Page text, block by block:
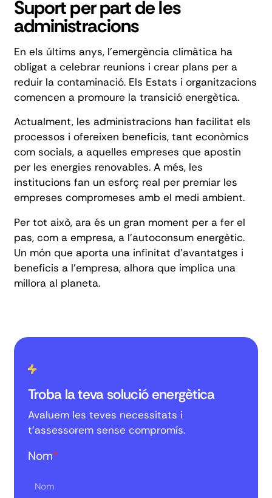
Suport per part de les
administracions
En els últims anys, l'emergència climàtica ha
obligat a celebrar reunions i crear plans per a
reduir la contaminació. Els Estats i organitzacions
comencen a promoure la transició energètica.
Actualment, les administracions han facilitat els
processos i ofereixen beneficis, tant econòmics
com socials, a aquelles empreses que apostin
per les energies renovables. A més, les
institucions fan un esforç real per premiar les
empreses compromeses amb el medi ambient.
Per tot això, ara és un gran moment per a fer el
pas, com a empresa, a l'autoconsum energètic.
Un món que aporta una infinitat d'avantatges i
beneficis a l'empresa, alhora que implica una
millora al planeta.
Troba la teva solució energètica
Avaluem les teves necessitats i
t'assessorem sense compromís.
Nom*